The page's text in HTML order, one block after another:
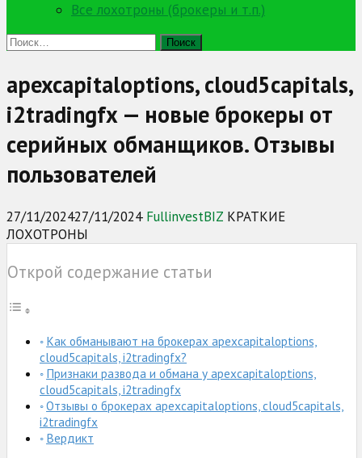
Все лохотроны (брокеры и т.п.)
Найти:
apexcapitaloptions, cloud5capitals,
i2tradingfx — новые брокеры от
серийных обманщиков. Отзывы
пользователей
27/11/202427/11/2024 FullinvestBIZ КРАТКИЕ
ЛОХОТРОНЫ
Открой содержание статьи
Как обманывают на брокерах apexcapitaloptions,
cloud5capitals, i2tradingfx?
Признаки развода и обмана у apexcapitaloptions,
cloud5capitals, i2tradingfx
Отзывы о брокерах apexcapitaloptions, cloud5capitals,
i2tradingfx
Вердикт